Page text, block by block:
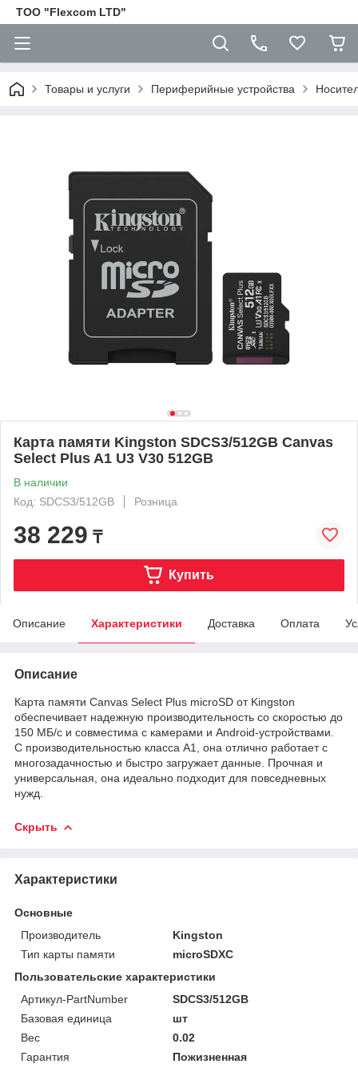
ТОО "Flexcom LTD"
Товары и услуги Периферийные устройства
Карта памяти Kingston SDCS3/512GB Canvas
Select Plus A1 U3 V30 512GB
В наличии
Код: SDCS3/512GB
Розница
38 229 ₸
Купить
Описание Характеристики Доставка Оплата
Описание
Карта памяти Canvas Select Plus microSD от Kingston
обеспечивает надежную производительность со скоростью до
150 МБ/с и совместима с камерами и Android-устройствами.
С производительностью класса A1, она отлично работает с
многозадачностью и быстро загружает данные. Прочная и
универсальная, она идеально подходит для повседневных
нужд.
Скрыть
Характеристики
Основные
Производитель
Kingston
Тип карты памяти
microSDXC
Пользовательские характеристики
Артикул-PartNumber
SDCS3/512GB
Базовая единица
шт
Вес
0.02
Гарантия
Пожизненная